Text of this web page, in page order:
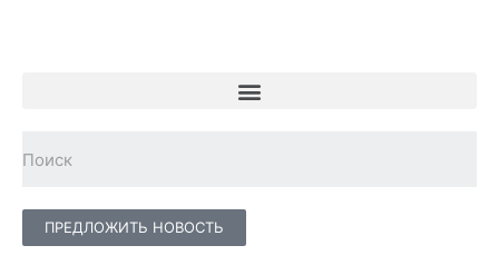
ПРЕДЛОЖИТЬ НОВОСТЬ